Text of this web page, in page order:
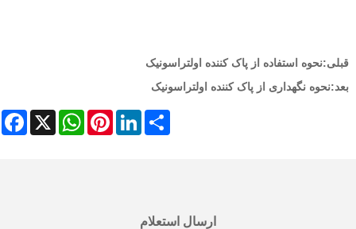
قبلی:نحوه استفاده از پاک کننده اولتراسونیک
بعد:نحوه نگهداری از پاک کننده اولتراسونیک
X
WhatsAppPinterestLinkedInShare
ارسال استعلام